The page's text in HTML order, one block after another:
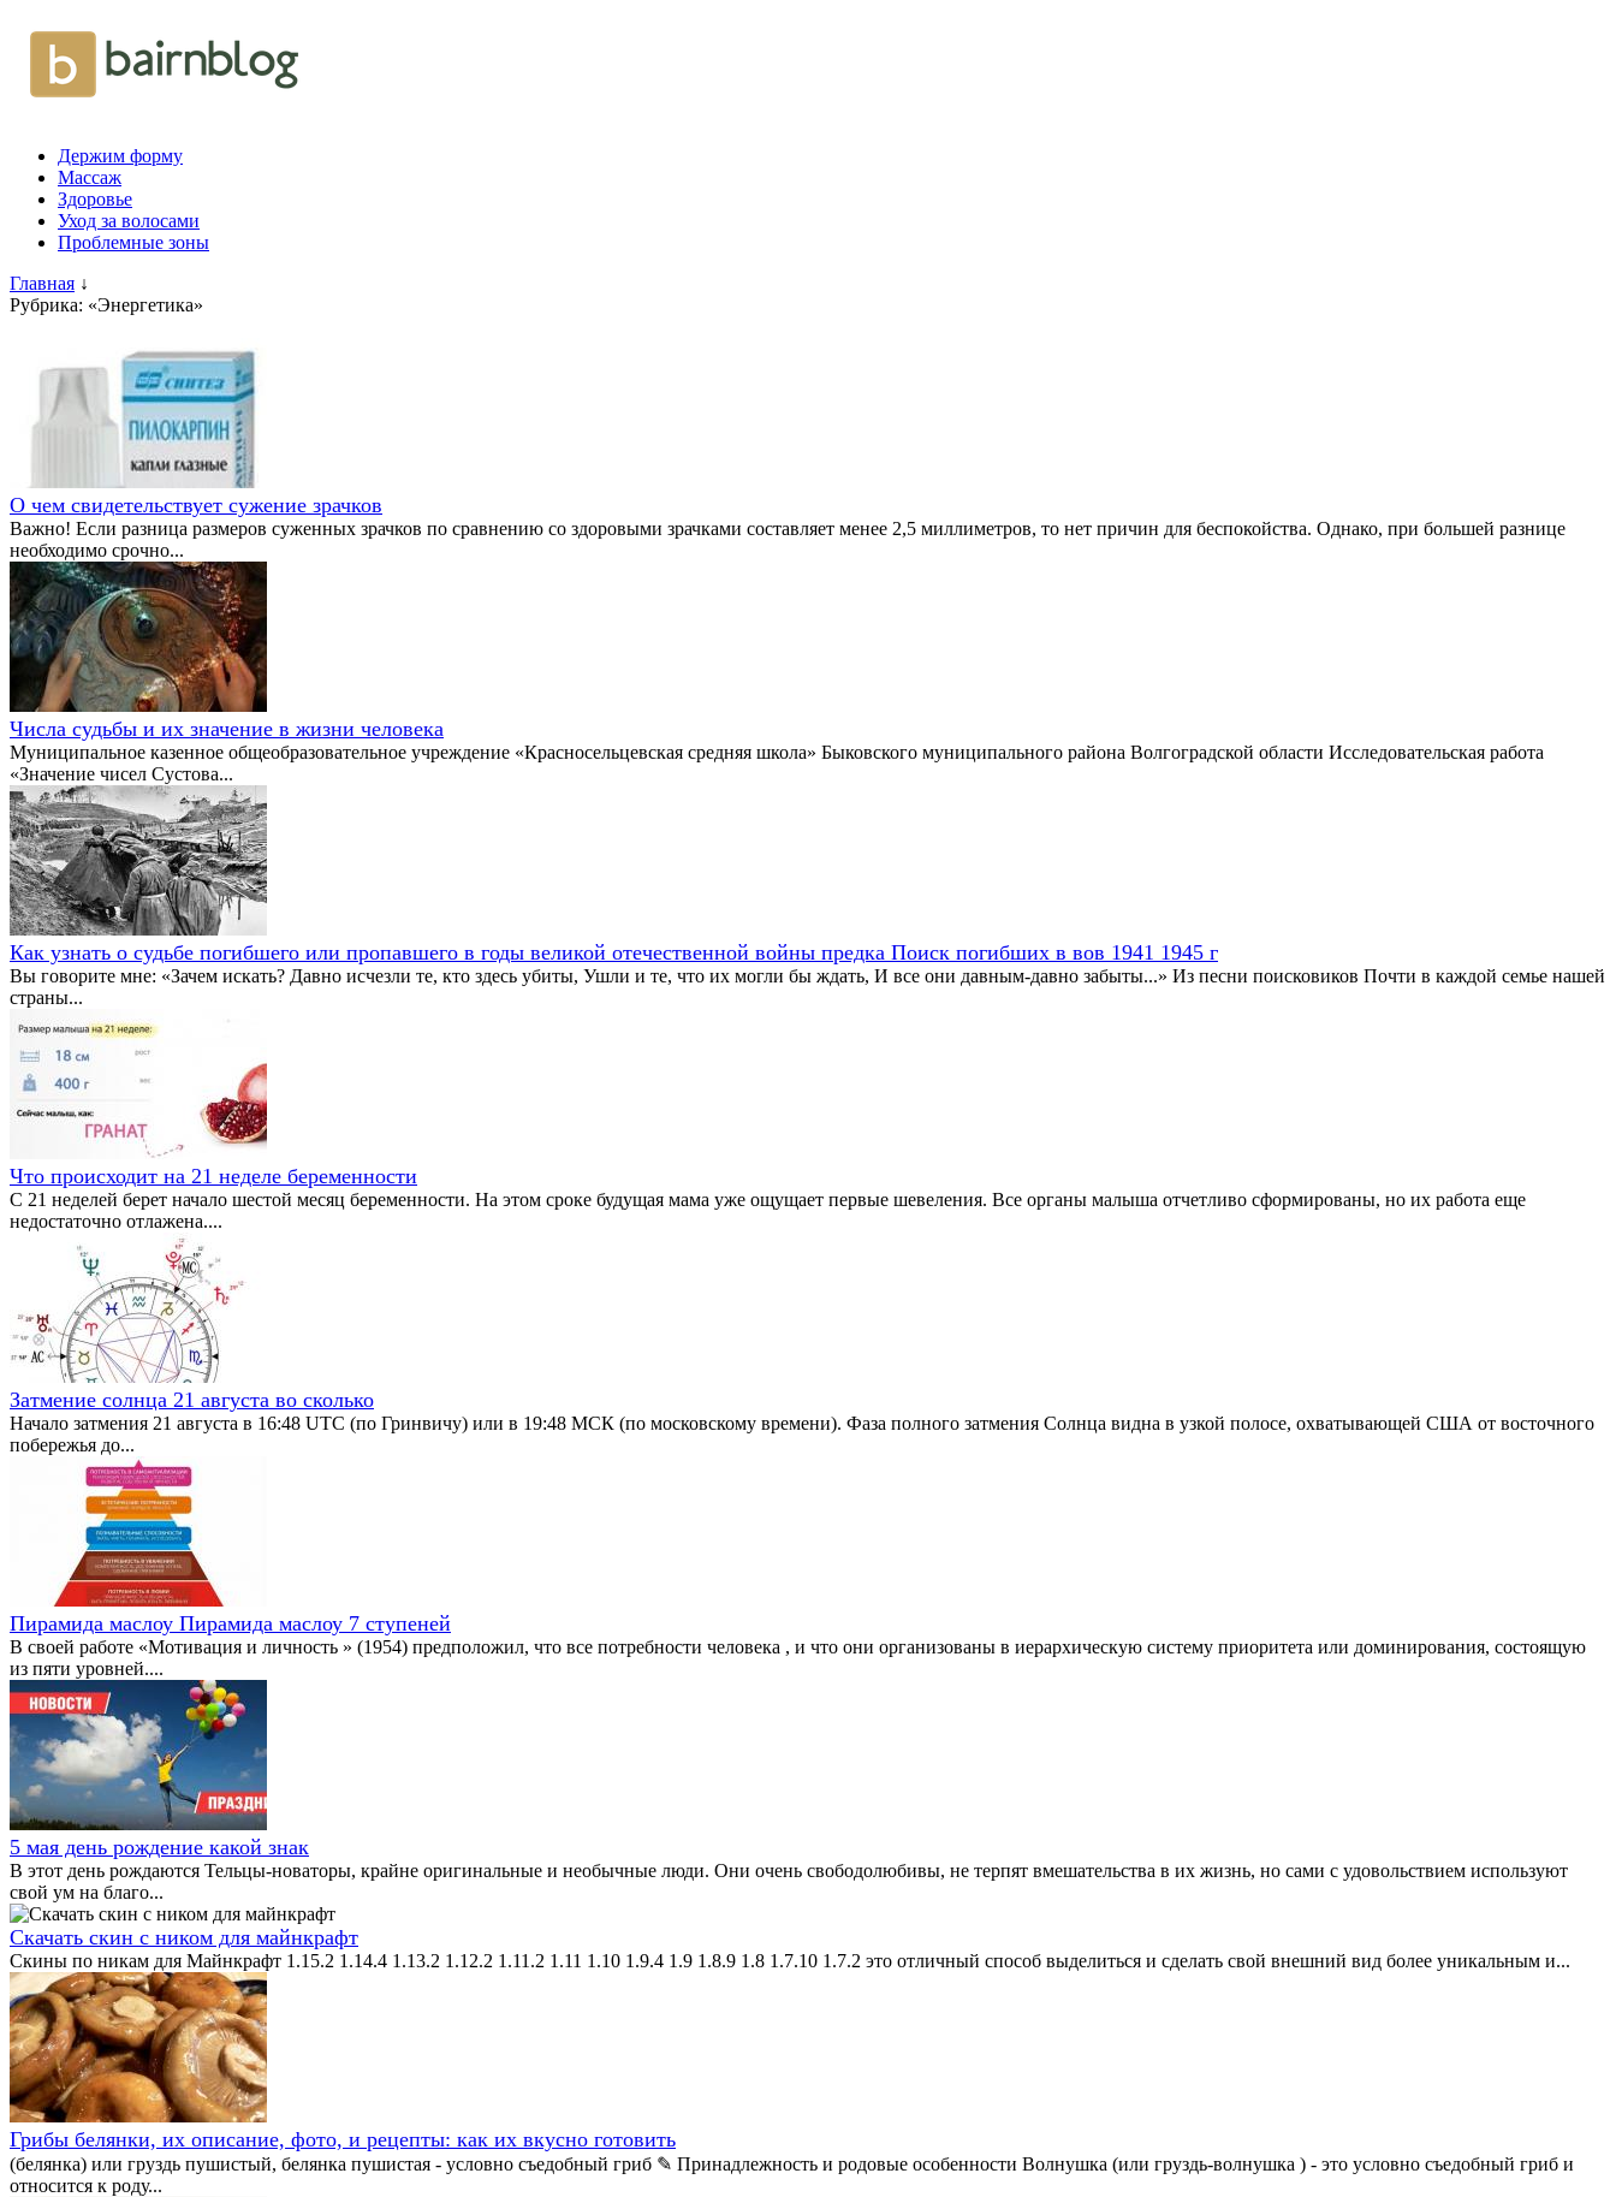
Держим форму
Массаж
Здоровье
Уход за волосами
Проблемные зоны
Главная ↓
Рубрика: «Энергетика»
О чем свидетельствует сужение зрачков
Важно! Если разница размеров суженных зрачков по сравнению со здоровыми зрачками составляет менее 2,5 миллиметров, то нет причин для беспокойства. Однако, при большей разнице
необходимо срочно...
Числа судьбы и их значение в жизни человека
Муниципальное казенное общеобразовательное учреждение «Красносельцевская средняя школа» Быковского муниципального района Волгоградской области Исследовательская работа
«Значение чисел Сустова...
Как узнать о судьбе погибшего или пропавшего в годы великой отечественной войны предка Поиск погибших в вов 1941 1945 г
Вы говорите мне: «Зачем искать? Давно исчезли те, кто здесь убиты, Ушли и те, что их могли бы ждать, И все они давным-давно забыты...» Из песни поисковиков Почти в каждой семье нашей
страны...
Что происходит на 21 неделе беременности
С 21 неделей берет начало шестой месяц беременности. На этом сроке будущая мама уже ощущает первые шевеления. Все органы малыша отчетливо сформированы, но их работа еще
недостаточно отлажена....
Затмение солнца 21 августа во сколько
Начало затмения 21 августа в 16:48 UTC (по Гринвичу) или в 19:48 МСК (по московскому времени). Фаза полного затмения Солнца видна в узкой полосе, охватывающей США от восточного
побережья до...
Пирамида маслоу Пирамида маслоу 7 ступеней
В своей работе «Мотивация и личность » (1954) предположил, что все потребности человека , и что они организованы в иерархическую систему приоритета или доминирования, состоящую
из пяти уровней....
5 мая день рождение какой знак
В этот день рождаются Тельцы-новаторы, крайне оригинальные и необычные люди. Они очень свободолюбивы, не терпят вмешательства в их жизнь, но сами с удовольствием используют
свой ум на благо...
Скачать скин с ником для майнкрафт
Скины по никам для Майнкрафт 1.15.2 1.14.4 1.13.2 1.12.2 1.11.2 1.11 1.10 1.9.4 1.9 1.8.9 1.8 1.7.10 1.7.2 это отличный способ выделиться и сделать свой внешний вид более уникальным и...
Грибы белянки, их описание, фото, и рецепты: как их вкусно готовить
(белянка) или груздь пушистый, белянка пушистая - условно съедобный гриб ✎ Принадлежность и родовые особенности Волнушка (или груздь-волнушка ) - это условно съедобный гриб и
относится к роду...